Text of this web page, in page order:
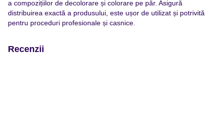
a compozițiilor de decolorare și colorare pe păr. Asigură
distribuirea exactă a produsului, este ușor de utilizat și potrivită
pentru proceduri profesionale și casnice.
Recenzii